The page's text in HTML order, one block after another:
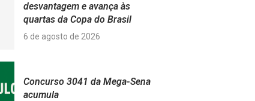
desvantagem e avança às
quartas da Copa do Brasil
6 de agosto de 2026
Concurso 3041 da Mega-Sena
acumula